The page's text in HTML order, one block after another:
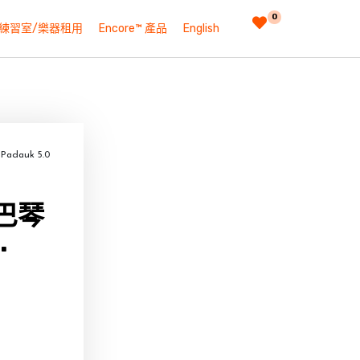
習室/樂器租用 Encore™ 產品 English
0
5.0
琴